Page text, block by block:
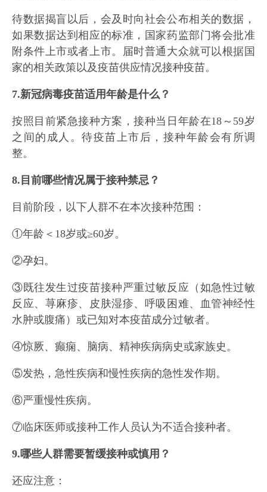
待数据揭盲以后，会及时向社会公布相关的数据，
如果数据达到相应的标准，国家药监部门将会批准
附条件上市或者上市。届时普通大众就可以根据国
家的相关政策以及疫苗供应情况接种疫苗。
7.新冠病毒疫苗适用年龄是什么？
按照目前紧急接种方案，接种当日年龄在18～59岁
之间的成人。待疫苗上市后，接种年龄会有所调
整。
8.目前哪些情况属于接种禁忌？
目前阶段，以下人群不在本次接种范围：
①年龄＜18岁或≥60岁。
②孕妇。
③既往发生过疫苗接种严重过敏反应（如急性过敏
反应、荨麻疹、皮肤湿疹、呼吸困难、血管神经性
水肿或腹痛）或已知对本疫苗成分过敏者。
④惊厥、癫痫、脑病、精神疾病病史或家族史。
⑤发热，急性疾病和慢性疾病的急性发作期。
⑥严重慢性疾病。
⑦临床医师或接种工作人员认为不适合接种者。
9.哪些人群需要暂缓接种或慎用？
还应注意：